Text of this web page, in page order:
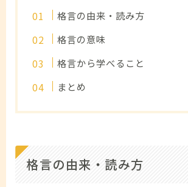
格言の由来・読み方
格言の意味
格言から学べること
まとめ
格言の由来・読み方